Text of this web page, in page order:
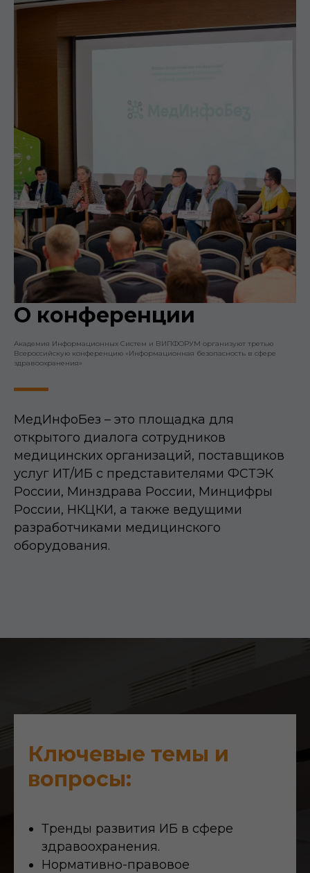
О конференции
Академия Информационных Систем и ВИПФОРУМ организуют третью
Всероссийскую конференцию «Информационная безопасность в сфере
здравоохранения»
МедИнфоБез – это площадка для
открытого диалога сотрудников
медицинских организаций, поставщиков
услуг ИТ/ИБ с представителями ФСТЭК
России, Минздрава России, Минцифры
России, НКЦКИ, а также ведущими
разработчиками медицинского
оборудования.
Ключевые темы и
вопросы:
Тренды развития ИБ в сфере
здравоохранения.
Нормативно-правовое